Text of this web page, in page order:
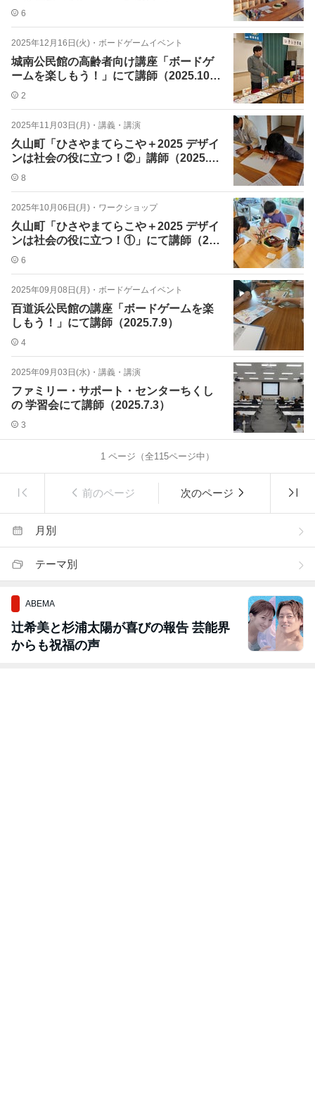
2）
6
2025年12月16日(火) ・ ボードゲームイベント
城南公民館の高齢者向け講座「ボードゲ
ームを楽しもう！」にて講師（2025.10.2
9）2
2025年11月03日(月) ・ 講義・講演
久山町「ひさやまてらこや＋2025 デザイ
ンは社会の役に立つ！②」講師（2025.1
0.25）
8
2025年10月06日(月) ・ ワークショップ
久山町「ひさやまてらこや＋2025 デザイ
ンは社会の役に立つ！①」にて講師（202
5.9.27）
6
2025年09月08日(月) ・ ボードゲームイベント
百道浜公民館の講座「ボードゲームを楽
しもう！」にて講師（2025.7.9）
4
2025年09月03日(水) ・ 講義・講演
ファミリー・サポート・センターちくし
の 学習会にて講師（2025.7.3）
3
1 ページ（全115ページ中）
前のページ 次のページ
月別
テーマ別
ABEMA
辻希美と杉浦太陽が喜びの報告 芸能界
からも祝福の声